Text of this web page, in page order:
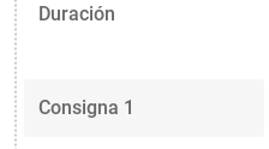
Duración
Consigna 1